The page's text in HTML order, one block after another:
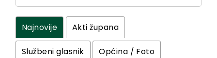
Najnovije Akti župana
Službeni glasnik Općina / Foto